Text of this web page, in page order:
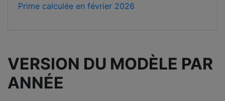
Prime calculée en février 2026
VERSION DU MODÈLE PAR
ANNÉE